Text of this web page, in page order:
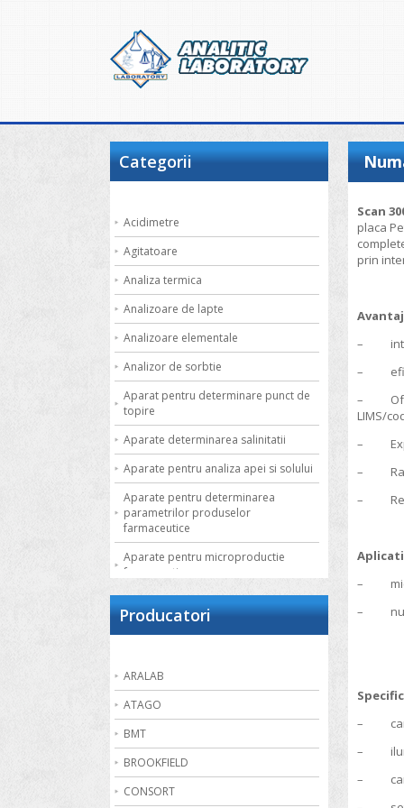
Categorii
Acidimetre
Agitatoare
Analiza termica
Analizoare de lapte
Analizoare elementale
Analizor de sorbtie
Aparat pentru determinare punct de
topire
Aparate determinarea salinitatii
Aparate pentru analiza apei si solului
Aparate pentru determinarea
parametrilor produselor
farmaceutice
Aparate pentru microproductie
farmaceutica
Bai termostatate cu circulatie externa
Bai termostatate pentru aplicatii
speciale
Bai ultrasonice
Balante
Producatori
ARALAB
ATAGO
BMT
BROOKFIELD
CONSORT
Scan
placa
prin
–
–
–
LIMS/
–
–
–
–
–
–
–
–